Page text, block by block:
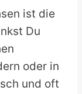
ist die
Du
oder in
und oft